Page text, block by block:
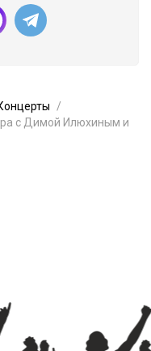
с Димой Илюхиным и